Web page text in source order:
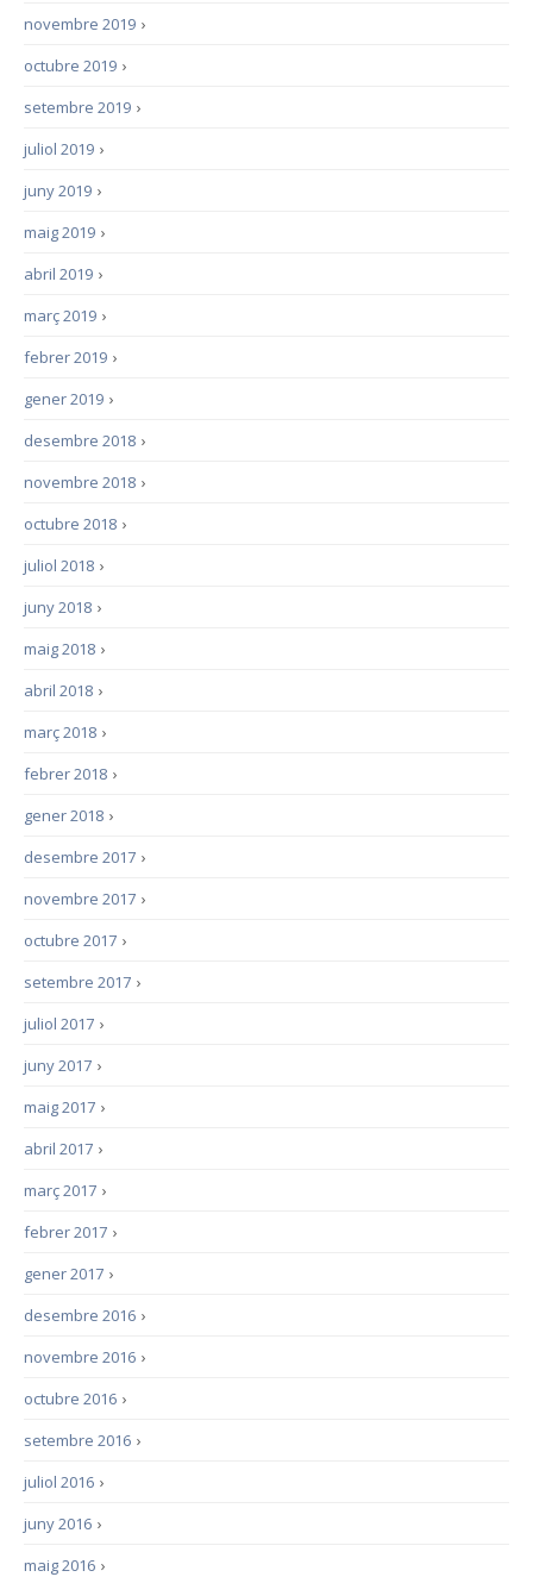
›
novembre 2019
›
octubre 2019
›
setembre 2019
›
juliol 2019
›
juny 2019
›
maig 2019
›
abril 2019
›
març 2019
›
febrer 2019
›
gener 2019
›
desembre 2018
›
novembre 2018
›
octubre 2018
›
juliol 2018
›
juny 2018
›
maig 2018
›
abril 2018
›
març 2018
›
febrer 2018
›
gener 2018
›
desembre 2017
›
novembre 2017
›
octubre 2017
›
setembre 2017
›
juliol 2017
›
juny 2017
›
maig 2017
›
abril 2017
›
març 2017
›
febrer 2017
›
gener 2017
›
desembre 2016
›
novembre 2016
›
octubre 2016
›
setembre 2016
›
juliol 2016
›
juny 2016
›
maig 2016